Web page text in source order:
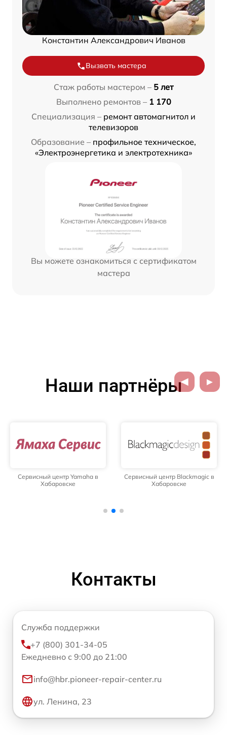
Константин Александрович Иванов
Вызвать мастера
Стаж работы мастером – 5 лет
Выполнено ремонтов – 1 170
Специализация – ремонт автомагнитол и
телевизоров
Образование – профильное техническое,
«Электроэнергетика и электротехника»
Вы можете ознакомиться с сертификатом
мастера
Наши партнёры
Сервисный центр Yamaha в
Хабаровске
Сервисный центр Blackmagic в
Хабаровске
Контакты
Служба поддержки
+7 (800) 301-34-05
Ежедневно с 9:00 до 21:00
info@hbr.pioneer-repair-center.ru
ул. Ленина, 23